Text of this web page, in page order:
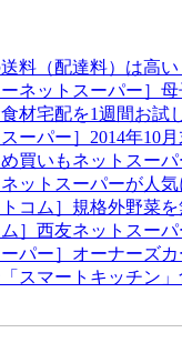
料（配達料）は高い
ネットスーパー］
材宅配を1週間お試
ーパー］2014年10
買いもネットスーパ
ットスーパーが人
トコム］規格外野菜
ム］西友ネットスー
ーパー］オーナーズ
スマートキッチン